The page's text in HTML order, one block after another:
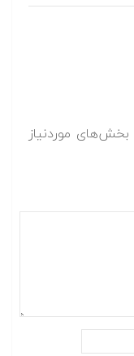
بخش‌های موردنیاز